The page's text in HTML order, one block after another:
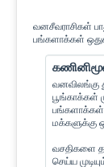
வனசீவராசிகள்
பங்களாக்கள்
வனவிலங்கு
பூங்காக்கள்
பங்களாக்கள்
மக்களுக்கு
வசதிகளை
செய்ய